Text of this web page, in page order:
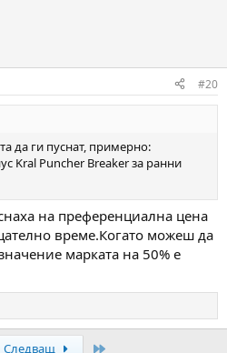
#20
да ги пуснат, примерно:
Kral Puncher Breaker за ранни
на преференциална цена
време.Когато можеш да
марката на 50% е
Следващ